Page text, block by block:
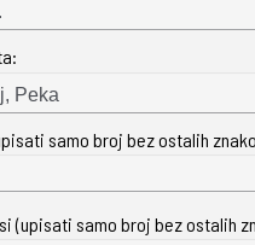
Peka
samo broj bez ostalih
(upisati samo broj bez ostalih